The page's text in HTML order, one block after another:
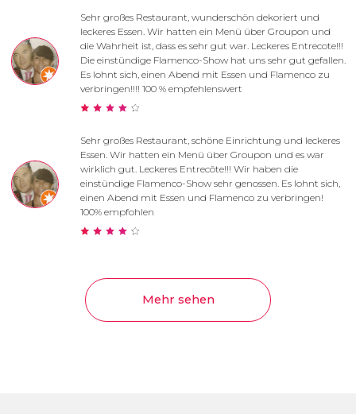
Sehr großes Restaurant, wunderschön dekoriert und
leckeres Essen. Wir hatten ein Menü über Groupon und
die Wahrheit ist, dass es sehr gut war. Leckeres Entrecote!!!
Die einstündige Flamenco-Show hat uns sehr gut gefallen.
Es lohnt sich, einen Abend mit Essen und Flamenco zu
verbringen!!!! 100 % empfehlenswert
Sehr großes Restaurant, schöne Einrichtung und leckeres
Essen. Wir hatten ein Menü über Groupon und es war
wirklich gut. Leckeres Entrecôte!!! Wir haben die
einstündige Flamenco-Show sehr genossen. Es lohnt sich,
einen Abend mit Essen und Flamenco zu verbringen!
100% empfohlen
Mehr sehen